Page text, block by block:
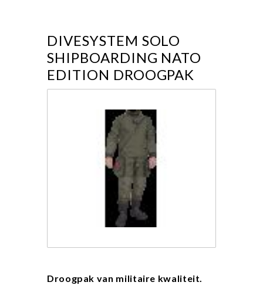
DIVESYSTEM SOLO
SHIPBOARDING NATO
EDITION DROOGPAK
Droogpak van militaire kwaliteit.